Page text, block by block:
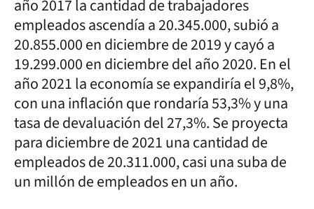
año 2017 la cantidad de trabajadores
empleados ascendía a 20.345.000, subió a
20.855.000 en diciembre de 2019 y cayó a
19.299.000 en diciembre del año 2020. En el
año 2021 la economía se expandiría el 9,8%,
con una inflación que rondaría 53,3% y una
tasa de devaluación del 27,3%. Se proyecta
para diciembre de 2021 una cantidad de
empleados de 20.311.000, casi una suba de
un millón de empleados en un año.